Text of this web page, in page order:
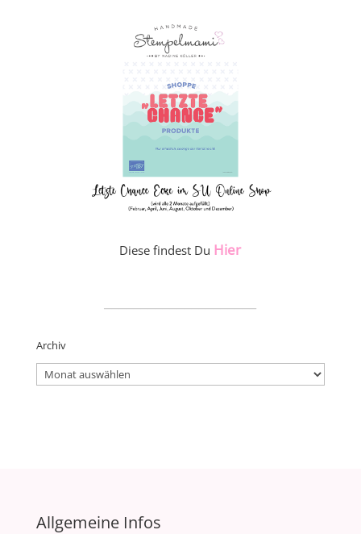
Diese findest Du Hier
Archiv
Archiv
Allgemeine Infos